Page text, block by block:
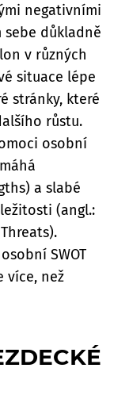
negativními
sebe důkladně
v různých
situace lépe
stránky, které
růstu.
osobní
a slabé
(angl.:
SWOT
více, než